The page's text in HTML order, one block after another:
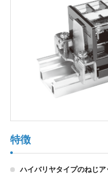
東朋テクノロジ
よくある質問
会員登録
製品検索
品質への取り組み
特徴
ハイバリヤタイプのねじア